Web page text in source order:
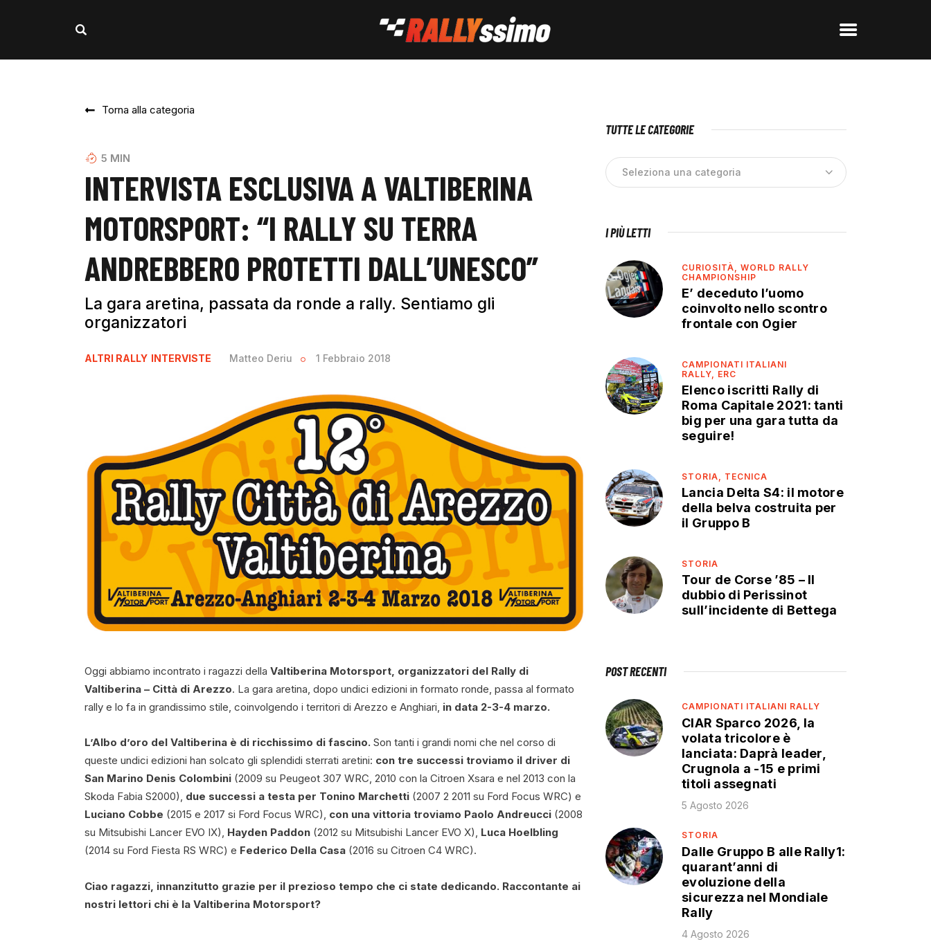
Torna alla categoria
5 MIN
INTERVISTA ESCLUSIVA A VALTIBERINA
MOTORSPORT: “I RALLY SU TERRA
ANDREBBERO PROTETTI DALL’UNESCO”
La gara aretina, passata da ronde a rally. Sentiamo gli
organizzatori
ALTRI RALLY INTERVISTE Matteo Deriu 1 Febbraio 2018
Oggi abbiamo incontrato i ragazzi della Valtiberina Motorsport, organizzatori del Rally di
Valtiberina – Città di Arezzo. La gara aretina, dopo undici edizioni in formato ronde, passa al formato
rally e lo fa in grandissimo stile, coinvolgendo i territori di Arezzo e Anghiari, in data 2-3-4 marzo.
L’Albo d’oro del Valtiberina è di ricchissimo di fascino. Son tanti i grandi nomi che nel corso di
queste undici edizioni han solcato gli splendidi sterrati aretini: con tre successi troviamo il driver di
San Marino Denis Colombini (2009 su Peugeot 307 WRC, 2010 con la Citroen Xsara e nel 2013 con la
Skoda Fabia S2000), due successi a testa per Tonino Marchetti (2007 2 2011 su Ford Focus WRC) e
Luciano Cobbe (2015 e 2017 si Ford Focus WRC), con una vittoria troviamo Paolo Andreucci (2008
su Mitsubishi Lancer EVO IX), Hayden Paddon (2012 su Mitsubishi Lancer EVO X), Luca Hoelbling
(2014 su Ford Fiesta RS WRC) e Federico Della Casa (2016 su Citroen C4 WRC).
Ciao ragazzi, innanzitutto grazie per il prezioso tempo che ci state dedicando. Raccontante ai
nostri lettori chi è la Valtiberina Motorsport?
TUTTE LE CATEGORIE
I PIÙ LETTI
CURIOSITÀ,WORLD RALLY
CHAMPIONSHIP
E’ deceduto l’uomo
coinvolto nello scontro
frontale con Ogier
CAMPIONATI ITALIANI
RALLY, ERC
Elenco iscritti Rally di
Roma Capitale 2021: tanti
big per una gara tutta da
seguire!
STORIA, TECNICA
Lancia Delta S4: il motore
della belva costruita per
il Gruppo B
STORIA
Tour de Corse ’85 – Il
dubbio di Perissinot
sull’incidente di Bettega
POST RECENTI
CAMPIONATI ITALIANI RALLY
CIAR Sparco 2026, la
volata tricolore è
lanciata: Daprà leader,
Crugnola a -15 e primi
titoli assegnati
5 Agosto 2026
STORIA
Dalle Gruppo B alle Rally1:
quarant’anni di
evoluzione della
sicurezza nel Mondiale
Rally
4 Agosto 2026